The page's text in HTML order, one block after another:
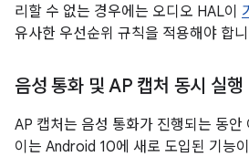
리할 수 없는 경우에는 오디오 HAL이
유사한 우선순위 규칙을 적용해야 합
음성 통화 및 AP 캡처 동시 실행
AP 캡처는 음성 통화가 진행되는 동안
이는 Android 10에 새로 도입된 기능